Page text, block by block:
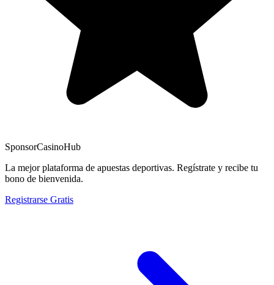
SponsorCasinoHub
La mejor plataforma de apuestas deportivas. Regístrate y recibe tu
bono de bienvenida.
Registrarse Gratis